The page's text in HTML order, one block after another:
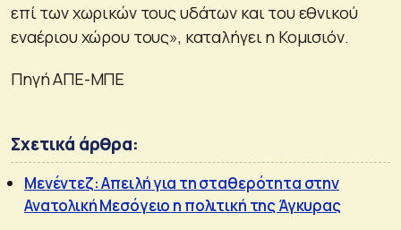
επί των χωρικών τους υδάτων και του εθνικού
εναέριου χώρου τους», καταλήγει η Κομισιόν.
Πηγή ΑΠΕ-ΜΠΕ
Σχετικά άρθρα:
Μενέντεζ: Απειλή για τη σταθερότητα στην
Ανατολική Μεσόγειο η πολιτική της Άγκυρας